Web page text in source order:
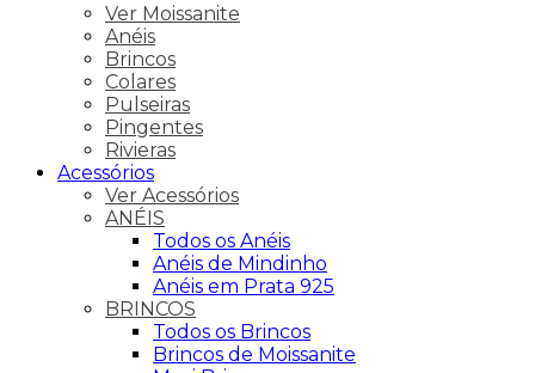
Ver Moissanite
Anéis
Brincos
Colares
Pulseiras
Pingentes
Rivieras
Acessórios
Ver Acessórios
ANÉIS
Todos os Anéis
Anéis de Mindinho
Anéis em Prata 925
BRINCOS
Todos os Brincos
Brincos de Moissanite